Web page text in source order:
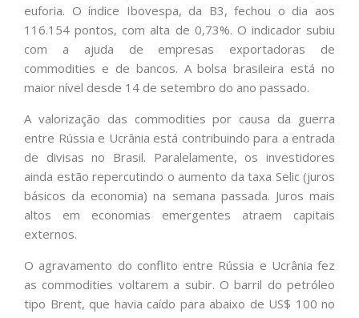
euforia. O índice Ibovespa, da B3, fechou o dia aos
116.154 pontos, com alta de 0,73%. O indicador subiu
com a ajuda de empresas exportadoras de
commodities e de bancos. A bolsa brasileira está no
maior nível desde 14 de setembro do ano passado.
A valorização das commodities por causa da guerra
entre Rússia e Ucrânia está contribuindo para a entrada
de divisas no Brasil. Paralelamente, os investidores
ainda estão repercutindo o aumento da taxa Selic (juros
básicos da economia) na semana passada. Juros mais
altos em economias emergentes atraem capitais
externos.
O agravamento do conflito entre Rússia e Ucrânia fez
as commodities voltarem a subir. O barril do petróleo
tipo Brent, que havia caído para abaixo de US$ 100 no